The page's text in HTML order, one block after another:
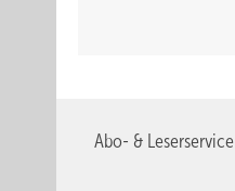
Abo- & Leserservice